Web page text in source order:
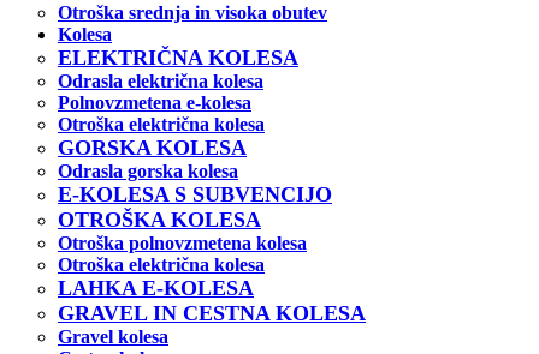
Otroška srednja in visoka obutev
Kolesa
ELEKTRIČNA KOLESA
Odrasla električna kolesa
Polnovzmetena e-kolesa
Otroška električna kolesa
GORSKA KOLESA
Odrasla gorska kolesa
E-KOLESA S SUBVENCIJO
OTROŠKA KOLESA
Otroška polnovzmetena kolesa
Otroška električna kolesa
LAHKA E-KOLESA
GRAVEL IN CESTNA KOLESA
Gravel kolesa